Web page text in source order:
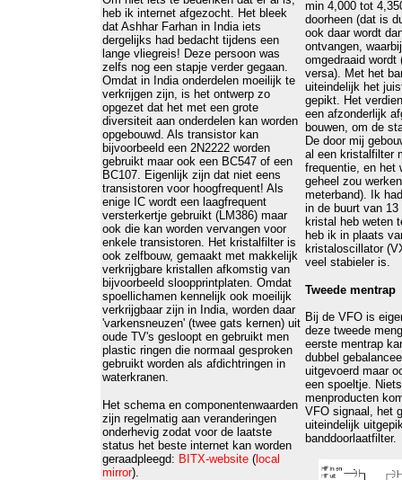
heb ik internet afgezocht. Het bleek
dat Ashhar Farhan in India iets
dergelijks had bedacht tijdens een
lange vliegreis! Deze persoon was
zelfs nog een stapje verder gegaan.
Omdat in India onderdelen moeilijk te
verkrijgen zijn, is het ontwerp zo
opgezet dat het met een grote
diversiteit aan onderdelen kan worden
opgebouwd. Als transistor kan
bijvoorbeeld een 2N2222 worden
gebruikt maar ook een BC547 of een
BC107. Eigenlijk zijn dat niet eens
transistoren voor hoogfrequent! Als
enige IC wordt een laagfrequent
versterkertje gebruikt (LM386) maar
ook die kan worden vervangen voor
enkele transistoren. Het kristalfilter is
ook zelfbouw, gemaakt met makkelijk
verkrijgbare kristallen afkomstig van
bijvoorbeeld sloopprintplaten. Omdat
spoellichamen kennelijk ook moeilijk
verkrijgbaar zijn in India, worden daar
'varkensneuzen' (twee gats kernen) uit
oude TV's gesloopt en gebruikt men
plastic ringen die normaal gesproken
gebruikt worden als afdichtringen in
waterkranen.
Het schema en componentenwaarden
zijn regelmatig aan veranderingen
onderhevig zodat voor de laatste
status het beste internet kan worden
geraadpleegd: BITX-website(local
mirror).
min 4,000 tot
doorheen (dat is
ook daar wordt
ontvangen,
omgedraaid
versa). Met het
uiteindelijk het
gepikt. Het
een afzonderlijk
bouwen, om de
De door mij
al een kristalfilter
frequentie, en het
geheel zou
meterband). Ik
in de buurt van
kristal heb weten
heb ik in plaats
kristaloscillator
veel stabieler is.
Tweede mentrap
Bij de VFO is
deze tweede
eerste mentrap
dubbel
uitgevoerd maar
een spoeltje.
menproducten
VFO signaal, het
uiteindelijk
banddoorlaatfilter.